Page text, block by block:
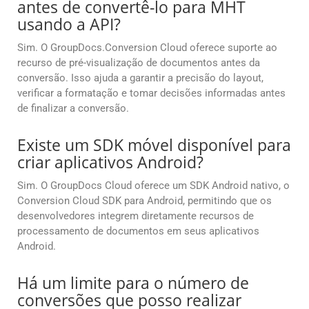
antes de convertê-lo para MHT
usando a API?
Sim. O GroupDocs.Conversion Cloud oferece suporte ao
recurso de pré-visualização de documentos antes da
conversão. Isso ajuda a garantir a precisão do layout,
verificar a formatação e tomar decisões informadas antes
de finalizar a conversão.
Existe um SDK móvel disponível para
criar aplicativos Android?
Sim. O GroupDocs Cloud oferece um SDK Android nativo, o
Conversion Cloud SDK para Android, permitindo que os
desenvolvedores integrem diretamente recursos de
processamento de documentos em seus aplicativos
Android.
Há um limite para o número de
conversões que posso realizar